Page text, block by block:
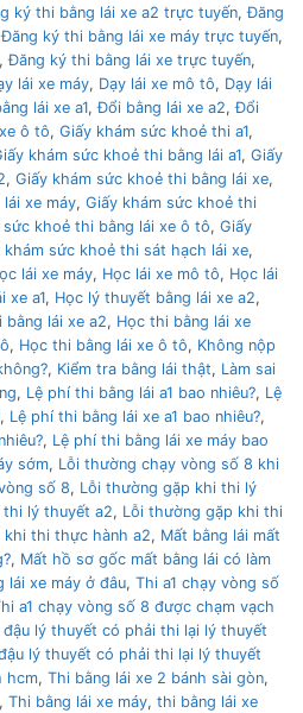
ký thi bằng lái xe a2 trực tuyến,Đăng
Đăng ký thi bằng lái xe máy trực tuyến,
,Đăng ký thi bằng lái xe trực tuyến,
lái xe máy, Dạy lái xe mô tô, Dạy lái
lái xe a1,Đổi bằng lái xe a2,Đổi
ô tô, Giấy khám sức khoẻ thi a1,
khám sức khoẻ thi bằng lái a1, Giấy
, Giấy khám sức khoẻ thi bằng lái xe,
xe máy, Giấy khám sức khoẻ thi
sức khoẻ thi bằng lái xe ô tô, Giấy
khám sức khoẻ thi sát hạch lái xe,
lái xe máy, Học lái xe mô tô, Học lái
xe a1, Học lý thuyết bằng lái xe a2,
bằng lái xe a2, Học thi bằng lái xe
, Học thi bằng lái xe ô tô, Không nộp
, Kiểm tra bằng lái thật, Làm sai
, Lệ phí thi bằng lái a1 bao nhiêu?, Lệ
, Lệ phí thi bằng lái xe a1 bao nhiêu?,
, Lệ phí thi bằng lái xe máy bao
sớm, Lỗi thường chạy vòng số 8 khi
số 8, Lỗi thường gặp khi thi lý
lý thuyết a2, Lỗi thường gặp khi thi
khi thi thực hành a2, Mất bằng lái mất
, Mất hồ sơ gốc mất bằng lái có làm
lái xe máy ở đâu, Thi a1 chạy vòng số
a1 chạy vòng số 8 được chạm vạch
lý thuyết có phải thi lại lý thuyết
lý thuyết có phải thi lại lý thuyết
hcm, Thi bằng lái xe 2 bánh sài gòn,
, Thi bằng lái xe máy, thi bằng lái xe